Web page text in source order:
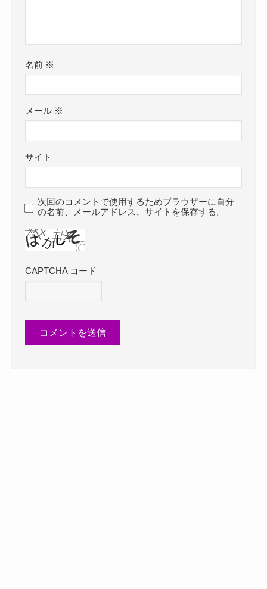
名前 ※
メール ※
サイト
次回のコメントで使用するためブラウザーに自分
の名前、メールアドレス、サイトを保存する。
CAPTCHA コード